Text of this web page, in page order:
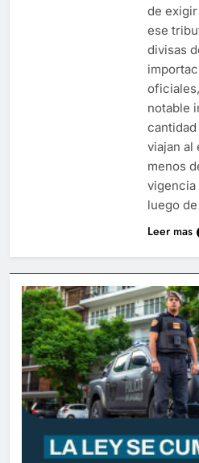
de
ese
divisas
notable
viajan al
menos
vigencia
luego
Leer mas